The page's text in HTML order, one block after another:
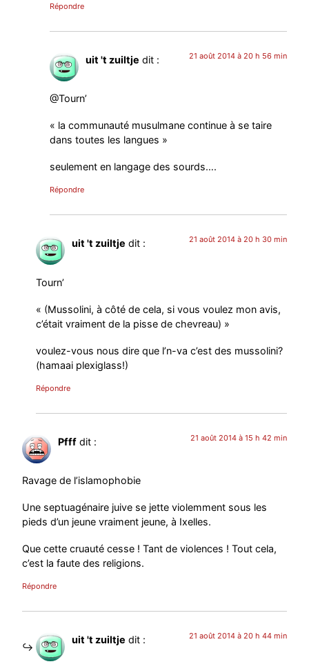
Répondre
uit 't zuiltje dit : 21 août 2014 à 20 h 56 min
@Tourn’
« la communauté musulmane continue à se taire
dans toutes les langues »
seulement en langage des sourds….
Répondre
uit 't zuiltje dit : 21 août 2014 à 20 h 30 min
Tourn’
« (Mussolini, à côté de cela, si vous voulez mon avis,
c’était vraiment de la pisse de chevreau) »
voulez-vous nous dire que l’n-va c’est des mussolini?
(hamaai plexiglass!)
Répondre
Pfff dit : 21 août 2014 à 15 h 42 min
Ravage de l’islamophobie
Une septuagénaire juive se jette violemment sous les
pieds d’un jeune vraiment jeune, à Ixelles.
Que cette cruauté cesse ! Tant de violences ! Tout cela,
c’est la faute des religions.
Répondre
uit 't zuiltje dit : 21 août 2014 à 20 h 44 min